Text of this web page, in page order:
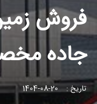
جاده
تاریخ : 20-08-1404